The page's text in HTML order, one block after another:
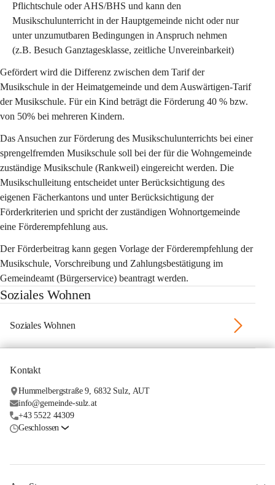
Pflichtschule oder AHS/BHS und kann den
Musikschulunterricht in der Hauptgemeinde nicht oder nur
unter unzumutbaren Bedingungen in Anspruch nehmen
(z.B. Besuch Ganztagesklasse, zeitliche Unvereinbarkeit)
Gefördert wird die Differenz zwischen dem Tarif der
Musikschule in der Heimatgemeinde und dem Auswärtigen-Tarif
der Musikschule. Für ein Kind beträgt die Förderung 40 % bzw.
von 50% bei mehreren Kindern.
Das Ansuchen zur Förderung des Musikschulunterrichts bei einer
sprengelfremden Musikschule soll bei der für die Wohngemeinde
zuständige Musikschule (Rankweil) eingereicht werden. Die
Musikschulleitung entscheidet unter Berücksichtigung des
eigenen Fächerkantons und unter Berücksichtigung der
Förderkriterien und spricht der zuständigen Wohnortgemeinde
eine Förderempfehlung aus.
Der Förderbeitrag kann gegen Vorlage der Förderempfehlung der
Musikschule, Vorschreibung und Zahlungsbestätigung im
Gemeindeamt (Bürgerservice) beantragt werden.
Soziales Wohnen
Soziales Wohnen
Kontakt
Hummelbergstraße 9, 6832 Sulz, AUT
info@gemeinde-sulz.at
+43 5522 44309
Geschlossen